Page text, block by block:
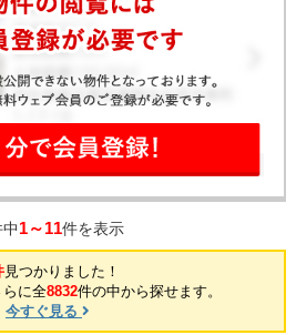
1～11件を表示
見つかりました！
らに全8832件の中から探せます。
今すぐ見る